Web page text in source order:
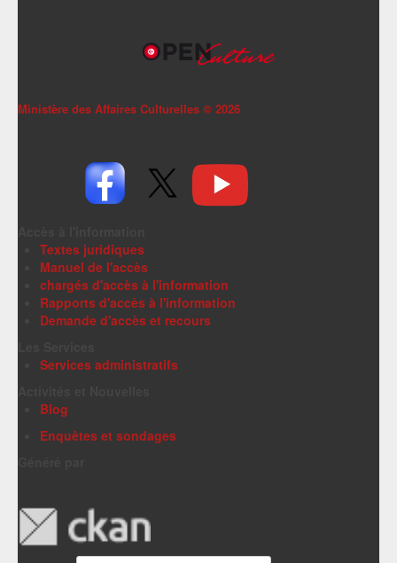
Ministère des Affaires Culturelles © 2026
Textes juridiques
Manuel de l'accès
chargés d'accès à l'information
Rapports d'accès à l'information
Demande d'accès et recours
Services administratifs
Blog
Enquêtes et sondages